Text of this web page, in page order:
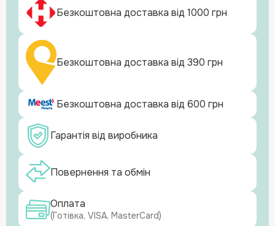
Безкоштовна доставка від 1000 грн
Безкоштовна доставка від 390 грн
Безкоштовна доставка від 600 грн
Гарантія від виробника
Повернення та обмін
Оплата
(Готівка, VISA, MasterCard)